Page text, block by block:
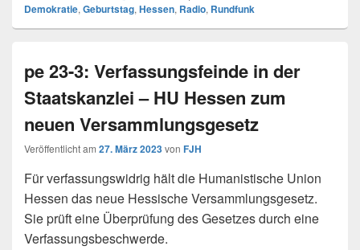
Demokratie, Geburtstag, Hessen, Radio, Rundfunk
pe 23-3: Verfassungsfeinde in der
Staatskanzlei – HU Hessen zum
neuen Versammlungsgesetz
Veröffentlicht am 27. März 2023von FJH
Für verfassungswidrig hält die Humanistische Union
Hessen das neue Hessische Versammlungsgesetz.
Sie prüft eine Überprüfung des Gesetzes durch eine
Verfassungsbeschwerde.